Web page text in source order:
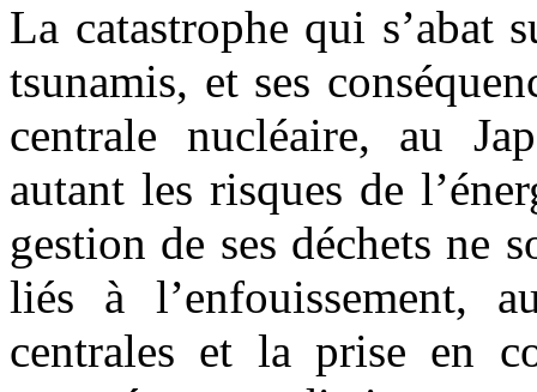
La catastrophe qui s’abat
tsunamis, et ses
centrale nucléaire, au
autant les risques de
gestion de ses déchets ne
liés à l’enfouissement,
centrales et la prise en